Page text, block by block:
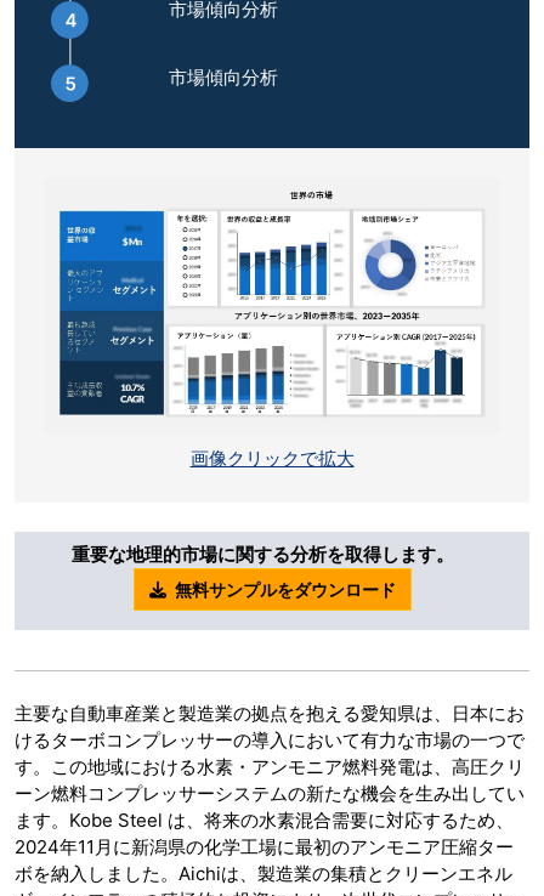
市場傾向分析
市場傾向分析
画像クリックで拡大
重要な地理的市場に関する分析を取得します。
無料サンプルをダウンロード
主要な自動車産業と製造業の拠点を抱える愛知県は、日本にお
けるターボコンプレッサーの導入において有力な市場の一つで
す。この地域における水素・アンモニア燃料発電は、高圧クリ
ーン燃料コンプレッサーシステムの新たな機会を生み出してい
ます。Kobe Steel は、将来の水素混合需要に対応するため、
2024年11月に新潟県の化学工場に最初のアンモニア圧縮ター
ボを納入しました。Aichiは、製造業の集積とクリーンエネル